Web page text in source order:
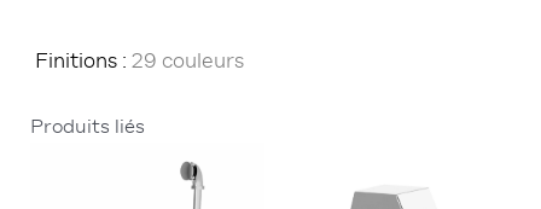
Finitions : 29 couleurs
Produits liés